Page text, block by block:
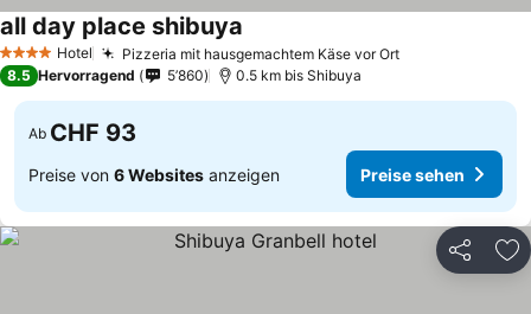
4 Sterne Hotel Pizzeria mit hausgemachtem Käse vor OrtPreise sehen
all day place shibuya
8.5 Hervorragend 5’860 0.5 km bis Shibuya
Ab CHF 93
Preise von 6 Websites anzeigen Preise sehen
Teilen